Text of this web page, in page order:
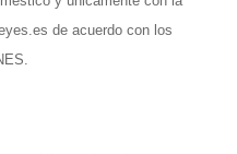
de acuerdo con los